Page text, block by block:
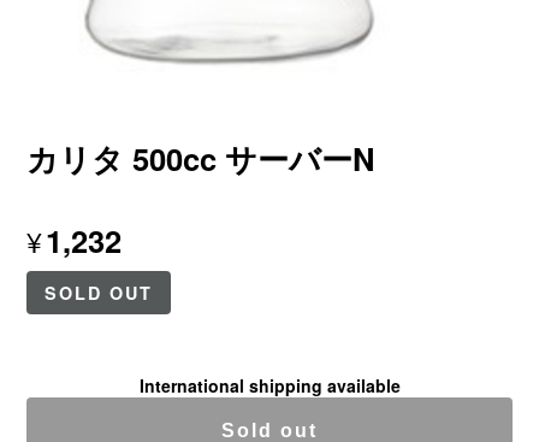
カリタ 500cc サーバーN
¥1,232
SOLD OUT
International shipping available
Sold out